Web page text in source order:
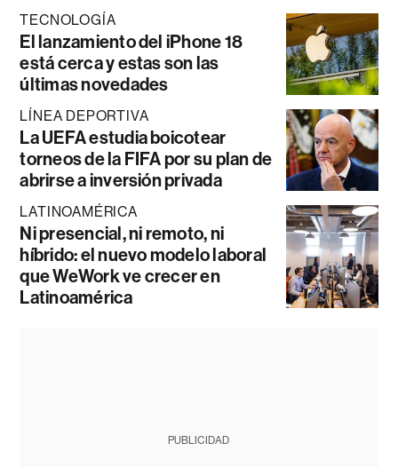
TECNOLOGÍA
El lanzamiento del iPhone 18
está cerca y estas son las
últimas novedades
LÍNEA DEPORTIVA
La UEFA estudia boicotear
torneos de la FIFA por su plan de
abrirse a inversión privada
LATINOAMÉRICA
Ni presencial, ni remoto, ni
híbrido: el nuevo modelo laboral
que WeWork ve crecer en
Latinoamérica
PUBLICIDAD